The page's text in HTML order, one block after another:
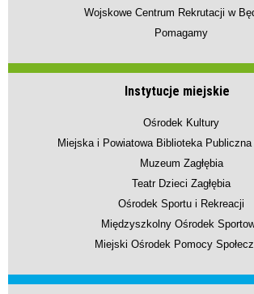
Wojskowe Centrum Rekrutacji w
Pomagamy
Instytucje miejskie
Ośrodek Kultury
Miejska i Powiatowa Biblioteka
Muzeum Zagłębia
Teatr Dzieci Zagłębia
Ośrodek Sportu i Rekreacji
Międzyszkolny Ośrodek
Miejski Ośrodek Pomocy